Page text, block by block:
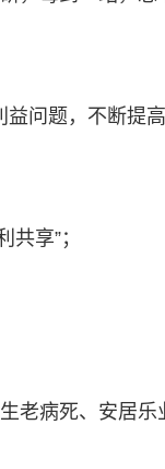
益问题，不断提
享”；
老病死、安居乐